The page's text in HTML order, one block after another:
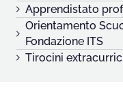
Apprendistato
Orientamento
Fondazione ITS
Tirocini